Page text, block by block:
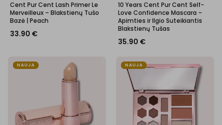
Cent Pur Cent Lash Primer Le
Merveilleux – Blakstienų Tušo
Bazė | Peach
33.90 €
10 Years Cent Pur Cent Self-
Love Confidence Mascara –
Apimties ir Ilgio Suteikiantis
Blakstienų Tušas
35.90 €
NAUJA NAUJA